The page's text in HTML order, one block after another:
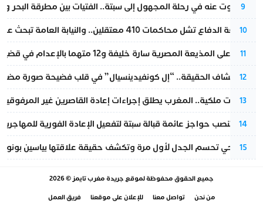
9
المسكوت عنه في رحلة المجهول إلى سبتة.. الفتيات بين مطرقة البحر
10
مقاطعة الدفاع تشل محاكمات 410 معتقلين.. والنيابة العامة تبحث عن حل قانوني
11
الحكم على المذيعة المصرية سارة خليفة و12 متهما بالإعدام في قضية هزت بلاد الفراعنة
12
بعد انكشاف الحقيقة.. “إل كونفيدينسيال” في قلب فضيحة صورة
13
بتعليمات ملكية.. المغرب يطلق إجراءات إعادة القاصرين غير
14
إسبانيا تنصب حواجز عائمة قبالة سبتة لتفعيل الإعادة الفورية للمهاجرين
15
نورا فتحي تحسم الجدل لأول مرة وتكشف حقيقة علاقتها بياسين بونو
جميع الحقوق محفوظة لموقع جريدة مغرب تايمز© 2026
من نحن تواصل معنا للإعلان على موقعنا فريق العمل